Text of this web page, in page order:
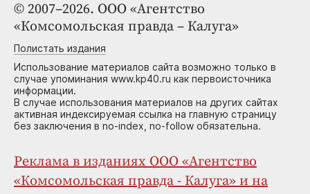
© 2007–2026. ООО «Агентство
«Комсомольская правда – Калуга»
Полистать издания
Использование материалов сайта возможно только в
случае упоминания www.kp40.ru как первоисточника
информации.
В случае использования материалов на других сайтах
активная индексируемая ссылка на главную страницу
без заключения в no-index, no-follow обязательна.
Реклама в изданиях ООО «Агентство
«Комсомольская правда - Калуга» и на